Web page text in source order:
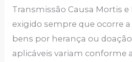
Transmissão Causa Mortis e
exigido sempre que ocorre
bens por herança ou
aplicáveis variam conforme